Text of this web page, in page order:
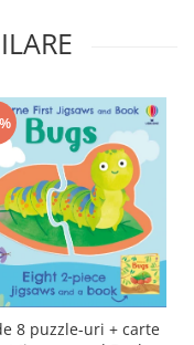
8 puzzle-uri + carte